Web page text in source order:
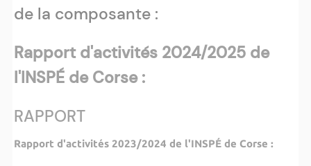
de la composante :
Rapport d'activités 2024/2025 de
l'INSPÉ de Corse :
RAPPORT
Rapport d'activités 2023/2024 de l'INSPÉ de Corse :